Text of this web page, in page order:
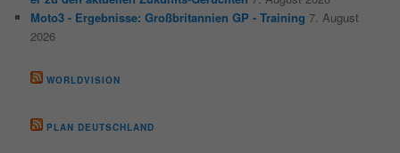
Moto3 - Ergebnisse: Großbritannien GP - Training 7. August
2026
WORLDVISION
PLAN DEUTSCHLAND